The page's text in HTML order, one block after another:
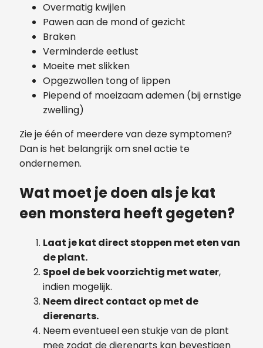
Overmatig kwijlen
Pawen aan de mond of gezicht
Braken
Verminderde eetlust
Moeite met slikken
Opgezwollen tong of lippen
Piepend of moeizaam ademen (bij ernstige
zwelling)
Zie je één of meerdere van deze symptomen?
Dan is het belangrijk om snel actie te
ondernemen.
Wat moet je doen als je kat
een monstera heeft gegeten?
Laat je kat direct stoppen met eten van
de plant.
Spoel de bek voorzichtig met water,
indien mogelijk.
Neem direct contact op met de
dierenarts.
Neem eventueel een stukje van de plant